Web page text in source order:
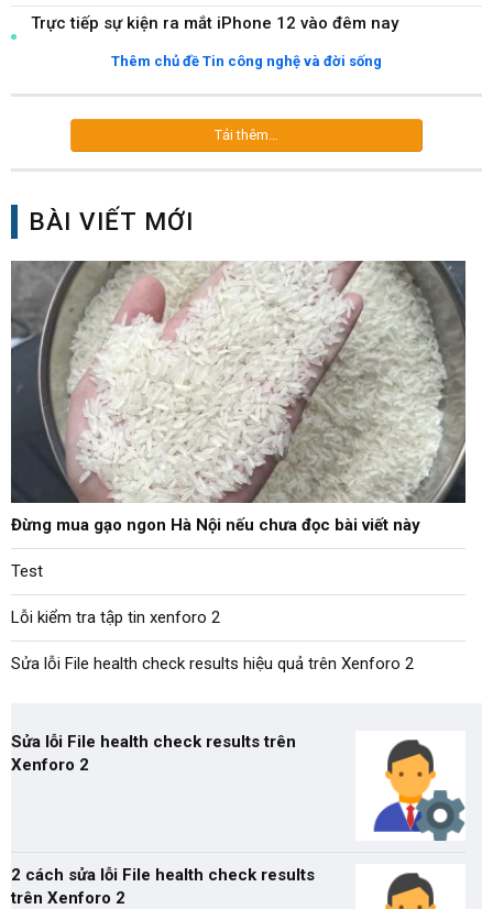
Trực tiếp sự kiện ra mắt iPhone 12 vào đêm nay
Thêm chủ đề Tin công nghệ và đời sống
Tải thêm…
BÀI VIẾT MỚI
Đừng mua gạo ngon Hà Nội nếu chưa đọc bài viết này
Test
Lỗi kiểm tra tập tin xenforo 2
Sửa lỗi File health check results hiệu quả trên Xenforo 2
Sửa lỗi File health check results trên
Xenforo 2
2 cách sửa lỗi File health check results
trên Xenforo 2